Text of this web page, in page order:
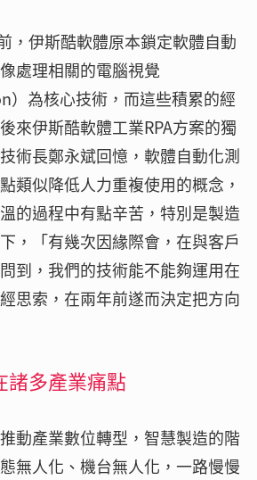
，伊斯酷軟體原本鎖定軟體自動
處理相關的電腦視覺
）為核心技術，而這些積累的經
來伊斯酷軟體工業RPA方案的獨
術長鄭永斌回憶，軟體自動化測
類似降低人力重複使用的概念，
的過程中有點辛苦，特別是製造
，「有幾次因緣際會，在與客戶
到，我們的技術能不能夠運用在
思索，在兩年前遂而決定把方向
諸多產業痛點
動產業數位轉型，智慧製造的階
無人化、機台無人化，一路慢慢